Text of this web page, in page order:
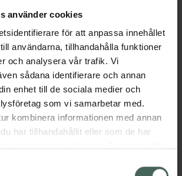
använder cookies
för att anpassa innehållet
användarna, tillhandahålla funktioner
och analysera vår trafik. Vi
sådana identifierare och annan
enhet till de sociala medier och
som vi samarbetar med.
kombinera informationen med annan
har tillhandahållit eller som de har
och smidighet, medan
från camellia och argan ger
Krämen hjälper till att
utan att tynga ner.
upp till 200 °C och kan
föning eller
testad: Upp till 81,45 %
vid 200 °C samt upp till